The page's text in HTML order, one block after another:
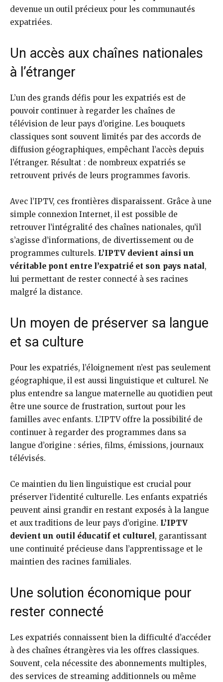
devenue un outil précieux pour les communautés
expatriées.
Un accès aux chaînes nationales
à l’étranger
L’un des grands défis pour les expatriés est de
pouvoir continuer à regarder les chaînes de
télévision de leur pays d’origine. Les bouquets
classiques sont souvent limités par des accords de
diffusion géographiques, empêchant l’accès depuis
l’étranger. Résultat : de nombreux expatriés se
retrouvent privés de leurs programmes favoris.
Avec l’IPTV, ces frontières disparaissent. Grâce à une
simple connexion Internet, il est possible de
retrouver l’intégralité des chaînes nationales, qu’il
s’agisse d’informations, de divertissement ou de
programmes culturels. L’IPTV devient ainsi un
véritable pont entre l’expatrié et son pays natal,
lui permettant de rester connecté à ses racines
malgré la distance.
Un moyen de préserver sa langue
et sa culture
Pour les expatriés, l’éloignement n’est pas seulement
géographique, il est aussi linguistique et culturel. Ne
plus entendre sa langue maternelle au quotidien peut
être une source de frustration, surtout pour les
familles avec enfants. L’IPTV offre la possibilité de
continuer à regarder des programmes dans sa
langue d’origine : séries, films, émissions, journaux
télévisés.
Ce maintien du lien linguistique est crucial pour
préserver l’identité culturelle. Les enfants expatriés
peuvent ainsi grandir en restant exposés à la langue
et aux traditions de leur pays d’origine. L’IPTV
devient un outil éducatif et culturel, garantissant
une continuité précieuse dans l’apprentissage et le
maintien des racines familiales.
Une solution économique pour
rester connecté
Les expatriés connaissent bien la difficulté d’accéder
à des chaînes étrangères via les offres classiques.
Souvent, cela nécessite des abonnements multiples,
des services de streaming additionnels ou même